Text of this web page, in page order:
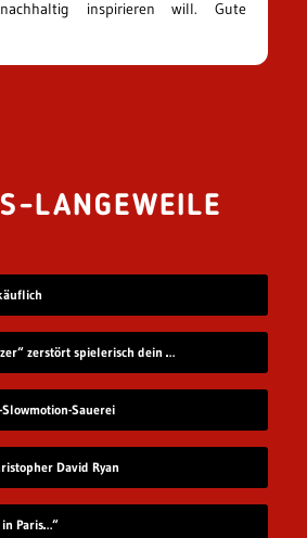
inspirieren will. Gute
LANGEWEILE
„Dummschwätzer“ zerstört spielerisch dein Sprachzentrum
Slowmotion-Sauerei
David Ryan
Paris…“